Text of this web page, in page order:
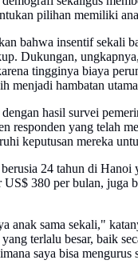
pilihan memiliki
bahwa insentif sekali
Dukungan,
tingginya biaya
menjadi hambatan
hasil survei
responden yang telah
keputusan mereka
24 tahun di Hanoi
US$ 380 per bulan, juga
anak sama sekali,"
terlalu besar, baik
saya bisa mengurus